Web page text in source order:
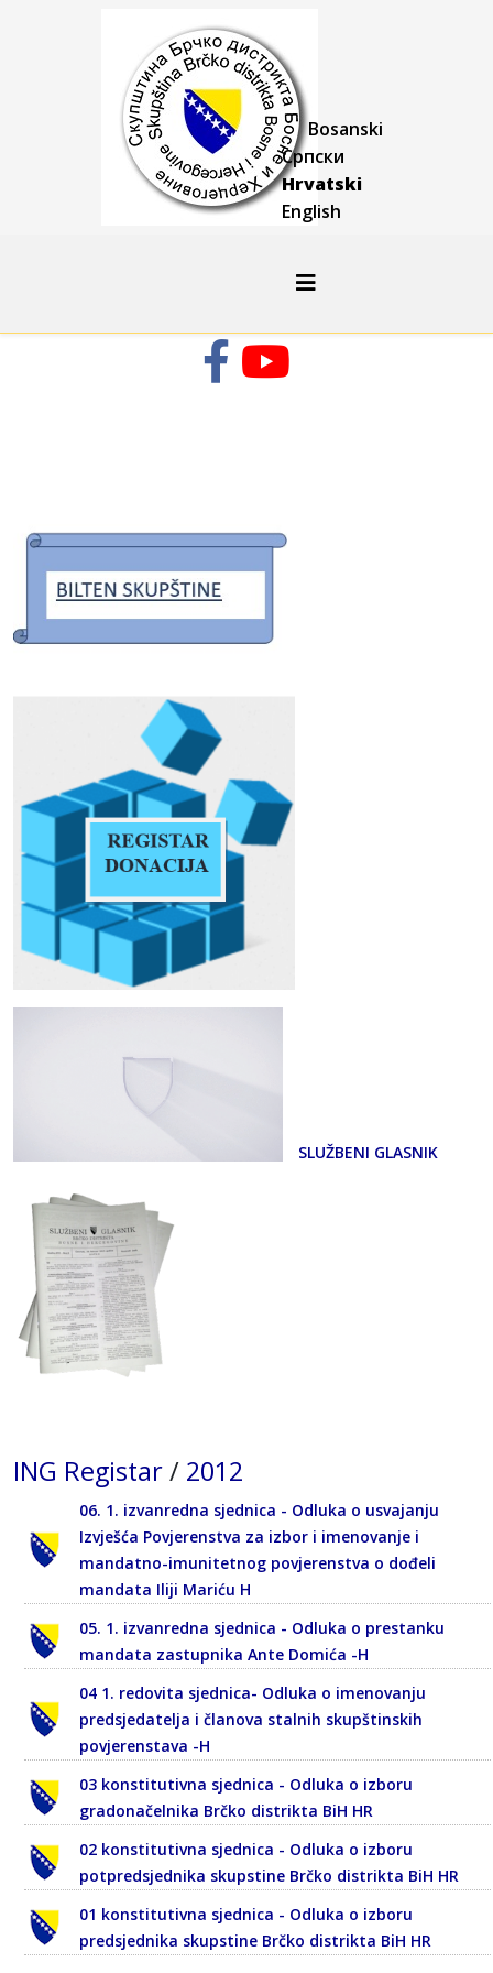
Bosanski
Српски
Hrvatski
English
SLUŽBENI GLASNIK
ING Registar/ 2012
06. 1. izvanredna sjednica - Odluka o usvajanju
Izvješća Povjerenstva za izbor i imenovanje i
mandatno-imunitetnog povjerenstva o dođeli
mandata Iliji Mariću H
05. 1. izvanredna sjednica - Odluka o prestanku
mandata zastupnika Ante Domića -H
04 1. redovita sjednica- Odluka o imenovanju
predsjedatelja i članova stalnih skupštinskih
povjerenstava -H
03 konstitutivna sjednica - Odluka o izboru
gradonačelnika Brčko distrikta BiH HR
02 konstitutivna sjednica - Odluka o izboru
potpredsjednika skupstine Brčko distrikta BiH HR
01 konstitutivna sjednica - Odluka o izboru
predsjednika skupstine Brčko distrikta BiH HR